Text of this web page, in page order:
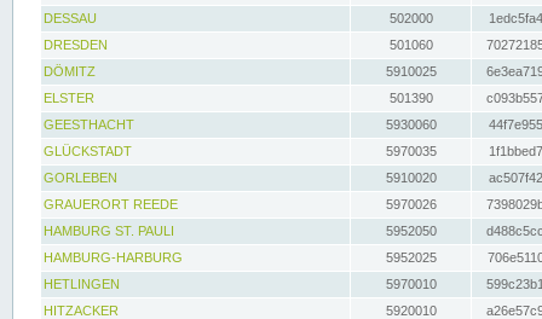
DESSAU
502000
DRESDEN
501060
DÖMITZ
5910025
ELSTER
501390
GEESTHACHT
5930060
GLÜCKSTADT
5970035
GORLEBEN
5910020
GRAUERORT REEDE
5970026
HAMBURG ST. PAULI
5952050
HAMBURG-HARBURG
5952025
HETLINGEN
5970010
HITZACKER
5920010